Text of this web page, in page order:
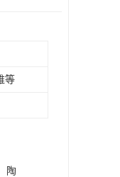
等
陶